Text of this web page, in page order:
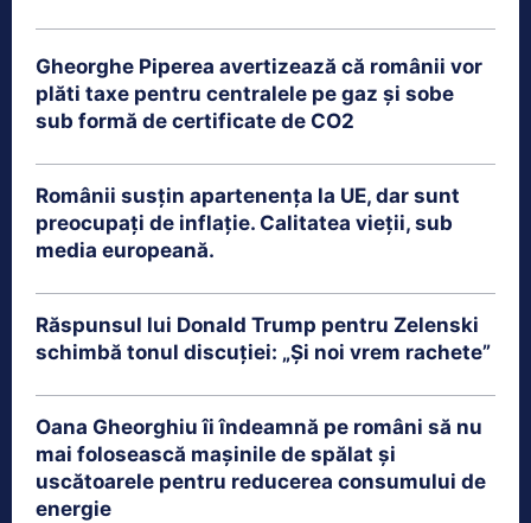
Gheorghe Piperea avertizează că românii vor
plăti taxe pentru centralele pe gaz și sobe
sub formă de certificate de CO2
Românii susțin apartenența la UE, dar sunt
preocupați de inflație. Calitatea vieții, sub
media europeană.
Răspunsul lui Donald Trump pentru Zelenski
schimbă tonul discuției: „Și noi vrem rachete”
Oana Gheorghiu îi îndeamnă pe români să nu
mai folosească mașinile de spălat și
uscătoarele pentru reducerea consumului de
energie